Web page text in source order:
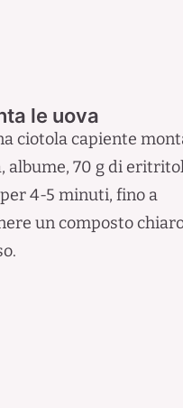
le uova
ciotola capiente
albume, 70 g di
4-5 minuti, fino a
un composto